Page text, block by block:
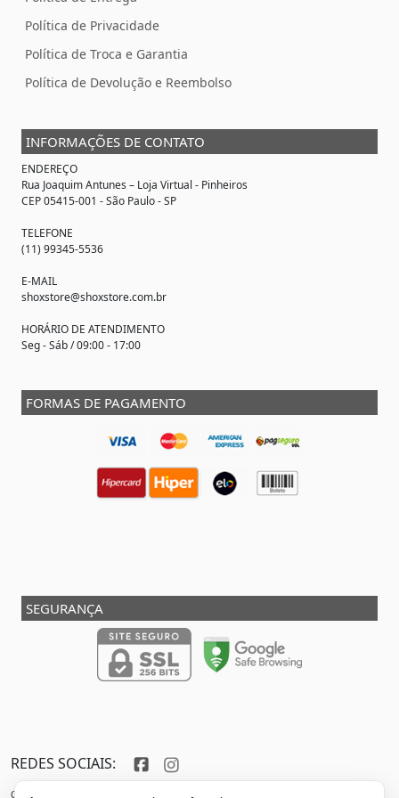
Política de Privacidade
Política de Troca e Garantia
Política de Devolução e Reembolso
INFORMAÇÕES DE CONTATO
ENDEREÇO
Rua Joaquim Antunes – Loja Virtual - Pinheiros
CEP 05415-001 - São Paulo - SP
TELEFONE
(11) 99345-5536
E-MAIL
shoxstore@shoxstore.com.br
HORÁRIO DE ATENDIMENTO
Seg - Sáb / 09:00 - 17:00
FORMAS DE PAGAMENTO
SEGURANÇA
REDES SOCIAIS:
Copyright © 2013 - 2026 - SHOX STORE DO BRASIL - Marca pertencente à VFR SPORTS E